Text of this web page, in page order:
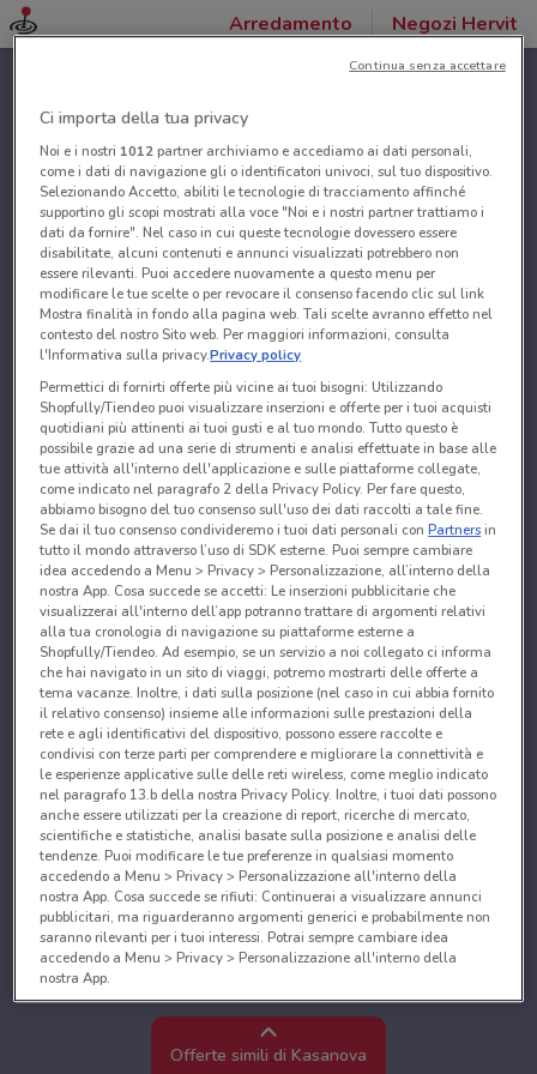
Arredamento Negozi Hervit
Offerte simili di Kasanova
Ci importa della tua privacy
Noi e i nostri 1012partner archiviamo e accediamo ai dati personali,
come i dati di navigazione gli o identificatori univoci, sul tuo dispositivo.
Selezionando Accetto, abiliti le tecnologie di tracciamento affinché
supportino gli scopi mostrati alla voce "Noi e i nostri partner trattiamo i
dati da fornire". Nel caso in cui queste tecnologie dovessero essere
disabilitate, alcuni contenuti e annunci visualizzati potrebbero non
essere rilevanti. Puoi accedere nuovamente a questo menu per
modificare le tue scelte o per revocare il consenso facendo clic sul link
Mostra finalità in fondo alla pagina web. Tali scelte avranno effetto nel
contesto del nostro Sito web. Per maggiori informazioni, consulta
l'Informativa sulla privacy.Privacy policy
Permettici di fornirti offerte più vicine ai tuoi bisogni: Utilizzando
Shopfully/Tiendeo puoi visualizzare inserzioni e offerte per i tuoi acquisti
quotidiani più attinenti ai tuoi gusti e al tuo mondo. Tutto questo è
possibile grazie ad una serie di strumenti e analisi effettuate in base alle
tue attività all'interno dell'applicazione e sulle piattaforme collegate,
come indicato nel paragrafo 2 della Privacy Policy. Per fare questo,
abbiamo bisogno del tuo consenso sull'uso dei dati raccolti a tale fine.
Se dai il tuo consenso condivideremo i tuoi dati personali conPartnersin
tutto il mondo attraverso l’uso di SDK esterne. Puoi sempre cambiare
idea accedendo a Menu > Privacy > Personalizzazione, all’interno della
nostra App. Cosa succede se accetti: Le inserzioni pubblicitarie che
visualizzerai all'interno dell’app potranno trattare di argomenti relativi
alla tua cronologia di navigazione su piattaforme esterne a
Shopfully/Tiendeo. Ad esempio, se un servizio a noi collegato ci informa
che hai navigato in un sito di viaggi, potremo mostrarti delle offerte a
tema vacanze. Inoltre, i dati sulla posizione (nel caso in cui abbia fornito
il relativo consenso) insieme alle informazioni sulle prestazioni della
rete e agli identificativi del dispositivo, possono essere raccolte e
condivisi con terze parti per comprendere e migliorare la connettività e
le esperienze applicative sulle delle reti wireless, come meglio indicato
nel paragrafo 13.b della nostra Privacy Policy. Inoltre, i tuoi dati possono
anche essere utilizzati per la creazione di report, ricerche di mercato,
scientifiche e statistiche, analisi basate sulla posizione e analisi delle
tendenze. Puoi modificare le tue preferenze in qualsiasi momento
accedendo a Menu > Privacy > Personalizzazione all'interno della
nostra App. Cosa succede se rifiuti: Continuerai a visualizzare annunci
pubblicitari, ma riguarderanno argomenti generici e probabilmente non
saranno rilevanti per i tuoi interessi. Potrai sempre cambiare idea
accedendo a Menu > Privacy > Personalizzazione all'interno della
nostra App.
Noi e i nostri partner trattiamo i dati per fornire:
Utilizzare dati di geolocalizzazione precisi. Scansione attiva delle
caratteristiche del dispositivo ai fini dell’identificazione. Archiviare
Continua senza accettare